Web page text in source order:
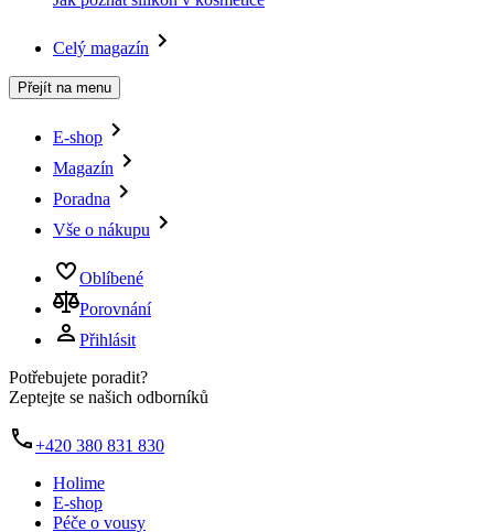
Celý magazín
Přejít na menu
E-shop
Magazín
Poradna
Vše o nákupu
Oblíbené
Porovnání
Přihlásit
Potřebujete poradit?
Zeptejte se našich odborníků
+420 380 831 830
Holime
E-shop
Péče o vousy